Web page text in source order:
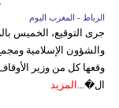
الرباط - المغرب اليوم
جرى التوقيع، الخميس
والشؤون الإسلامية
وقعها كل من وزير
ال�... المزيد